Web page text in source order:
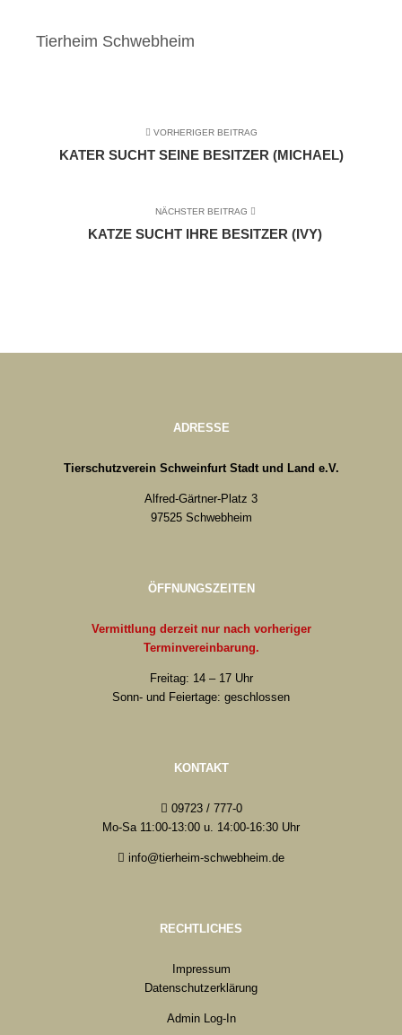
Tierheim Schwebheim
VORHERIGER BEITRAG
KATER SUCHT SEINE BESITZER (MICHAEL)
NÄCHSTER BEITRAG
KATZE SUCHT IHRE BESITZER (IVY)
ADRESSE
Tierschutzverein Schweinfurt Stadt und Land e.V.
Alfred-Gärtner-Platz 3
97525 Schwebheim
ÖFFNUNGSZEITEN
Vermittlung derzeit nur nach vorheriger
Terminvereinbarung.
Freitag: 14 – 17 Uhr
Sonn- und Feiertage: geschlossen
KONTAKT
09723 / 777-0
Mo-Sa 11:00-13:00 u. 14:00-16:30 Uhr
info@tierheim-schwebheim.de
RECHTLICHES
Impressum
Datenschutzerklärung
Admin Log-In